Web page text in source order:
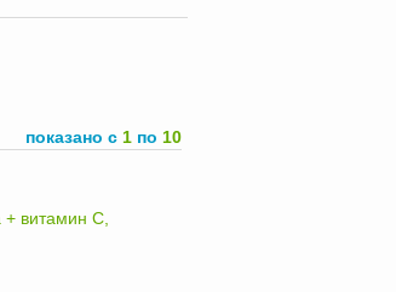
показано с 1 по 10
+ витамин С,